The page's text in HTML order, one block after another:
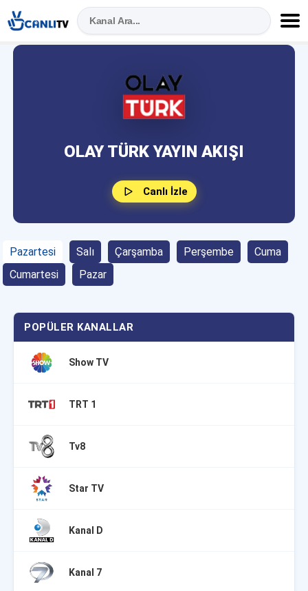
OLAY TÜRK YAYIN AKIŞI
Canlı İzle
Pazartesi Salı Çarşamba Perşembe
Cuma
Cumartesi
Pazar
POPÜLER KANALLAR
Show TV
TRT 1
Tv8
Star TV
Kanal D
Kanal 7